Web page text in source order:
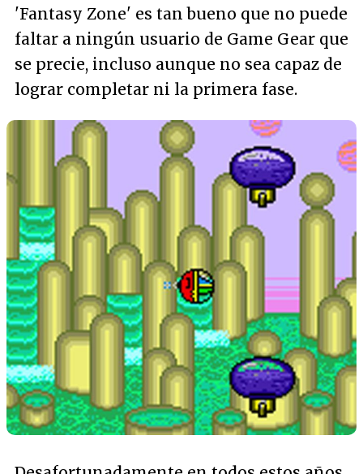
'Fantasy Zone' es tan bueno que no puede
faltar a ningún usuario de Game Gear que
se precie, incluso aunque no sea capaz de
lograr completar ni la primera fase.